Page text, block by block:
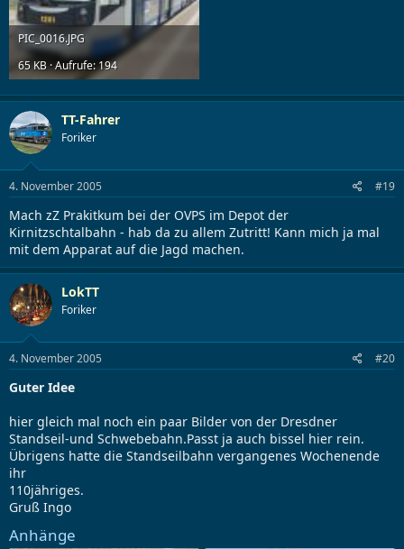
PIC_0016.JPG
65 KB · Aufrufe: 194
TT-Fahrer
Foriker
4. November 2005 #19
Mach zZ Prakitkum bei der OVPS im Depot der
Kirnitzschtalbahn - hab da zu allem Zutritt! Kann mich ja mal
mit dem Apparat auf die Jagd machen.
LokTT
Foriker
4. November 2005 #20
Guter Idee
hier gleich mal noch ein paar Bilder von der Dresdner
Standseil-und Schwebebahn.Passt ja auch bissel hier rein.
Übrigens hatte die Standseilbahn vergangenes Wochenende
ihr
110jähriges.
Gruß Ingo
Anhänge